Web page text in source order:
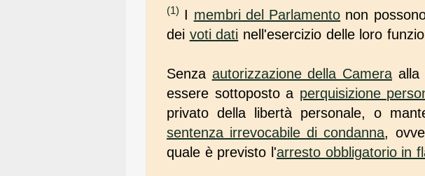
(1) I membri del Parlamento non
dei voti dati nell'esercizio delle loro
Senza autorizzazione della Cameraalla
essere sottoposto a perquisizione
privato della libertà personale, o
sentenza irrevocabile di condanna,
quale è previsto l'arresto obbligatorio in